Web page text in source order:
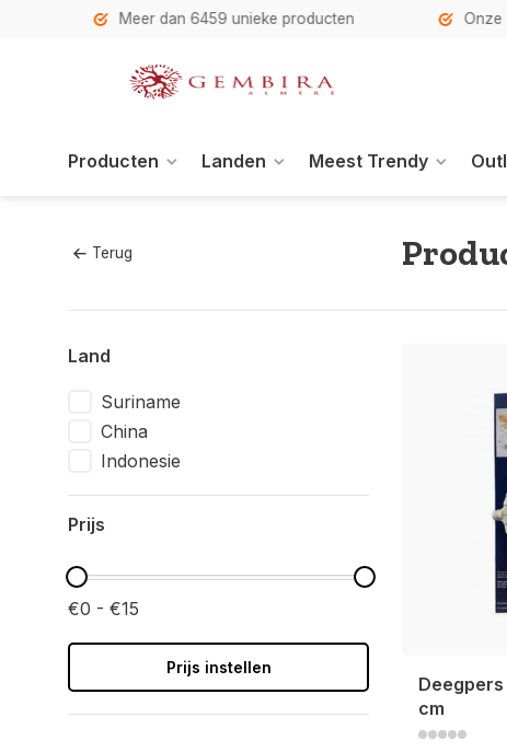
Meer dan 6459 unieke producten Onze
Producten Landen Meest Trendy
Terug
Land
Suriname
China
Indonesie
Prijs
€0 - €15
Prijs instellen
Deegpers
cm